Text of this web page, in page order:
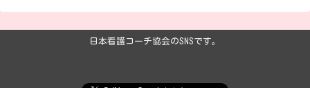
日本看護コーチ協会のSNSです。